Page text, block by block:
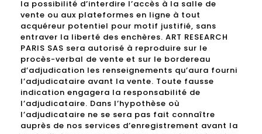
la possibilité d’interdire l’accès à la salle de
vente ou aux plateformes en ligne à tout
acquéreur potentiel pour motif justifié, sans
entraver la liberté des enchères. ART RESEARCH
PARIS SAS sera autorisé à reproduire sur le
procès-verbal de vente et sur le bordereau
d’adjudication les renseignements qu’aura fourni
l’adjudicataire avant la vente. Toute fausse
indication engagera la responsabilité de
l’adjudicataire. Dans l’hypothèse où
l’adjudicataire ne se sera pas fait connaître
auprès de nos services d’enregistrement avant la